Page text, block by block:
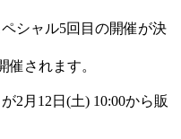
シャル5回目の開催が決
催されます。
2月12日(土) 10:00から販